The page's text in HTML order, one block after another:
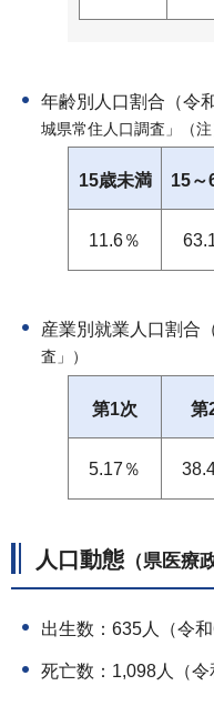
年齢別人口割合（令
城県常住人口調査」（
15歳未満 15～
11.6％
産業別就業人口割合
査」）
第1次 第
5.17％
人口動態 （県医療
出生数：635人（令和
死亡数：1,098人（令